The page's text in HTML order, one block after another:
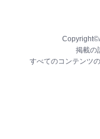
掲載の
すべてのコンテンツ